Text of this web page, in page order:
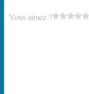
Vous aimez ?